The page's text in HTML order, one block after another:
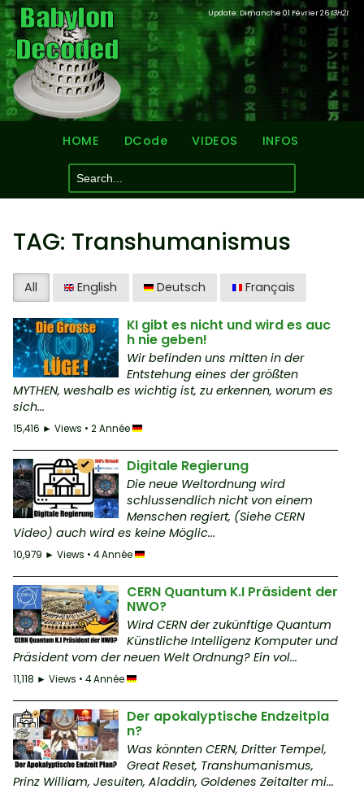
Update: Dimanche 01 Février 2613H21
HOME DCode VIDEOS INFOS
TAG: Transhumanismus
All English Deutsch Français
KI gibt es nicht und wird es auc
h nie geben!
Wir befinden uns mitten in der
Entstehung eines der größten
MYTHEN, weshalb es wichtig ist, zu erkennen, worum es
sich...
15,416 ► Views • 2 Année
Digitale Regierung
Die neue Weltordnung wird
schlussendlich nicht von einem
Menschen regiert, (Siehe CERN
Video) auch wird es keine Möglic...
10,979 ► Views • 4 Année
CERN Quantum K.I Präsident der
NWO?
Wird CERN der zukünftige Quantum
Künstliche Intelligenz Komputer und
Präsident vom der neuen Welt Ordnung? Ein vol...
11,118 ► Views • 4 Année
Der apokalyptische Endzeitpla
n?
Was könnten CERN, Dritter Tempel,
Great Reset, Transhumanismus,
Prinz William, Jesuiten, Aladdin, Goldenes Zeitalter mi...